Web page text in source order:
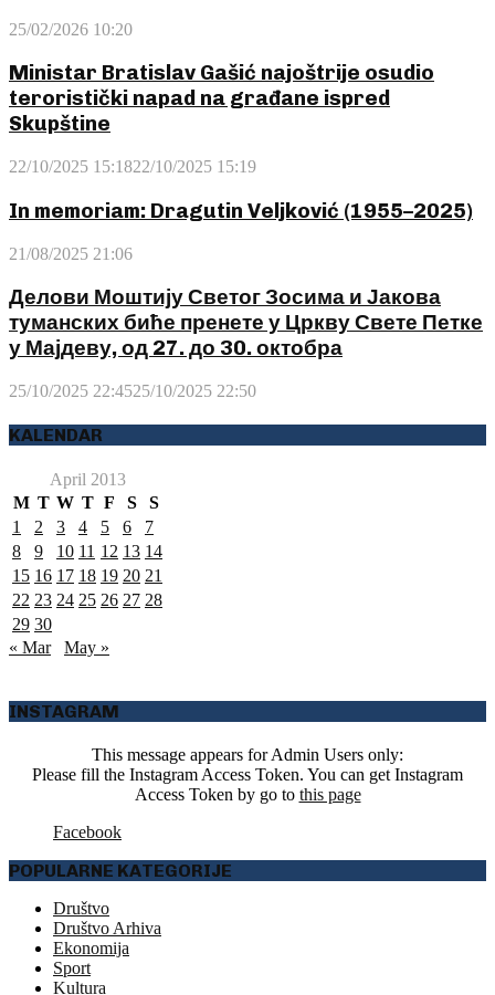
25/02/2026 10:20
Ministar Bratislav Gašić najoštrije osudio
teroristički napad na građane ispred
Skupštine
22/10/2025 15:1822/10/2025 15:19
In memoriam: Dragutin Veljković (1955–2025)
21/08/2025 21:06
Делови Моштију Светог Зосима и Јакова
туманских биће пренете у Цркву Свете Петке
у Мајдеву, од 27. до 30. октобра
25/10/2025 22:4525/10/2025 22:50
KALENDAR
April 2013
M T W T F S
S
1
2 3 4 5 6
7
8
9 10 11 12 13 14
15 16 17 18 19 20 21
22 23 24 25 26 27 28
29 30
« Mar
May »
INSTAGRAM
This message appears for Admin Users only:
Please fill the Instagram Access Token. You can get Instagram
Access Token by go to this page
Facebook
POPULARNE KATEGORIJE
Društvo
Društvo Arhiva
Ekonomija
Sport
Kultura